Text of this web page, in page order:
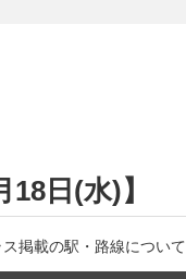
日(水)】
掲載の駅・路線について